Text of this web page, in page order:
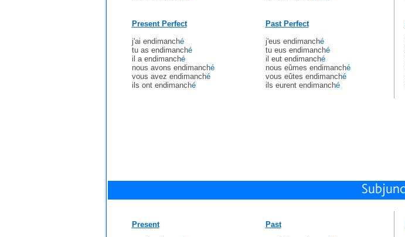
Present Perfect
j'ai endimanché
tu as endimanché
il a endimanché
nous avons endimanché
vous avez endimanché
ils ont endimanché
Past Perfect
j'eus endimanché
tu eus endimanché
il eut endimanché
nous eûmes endimanché
vous eûtes endimanché
ils eurent endimanché
Present
Past